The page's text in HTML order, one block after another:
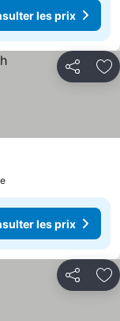
les prix
Partager
les prix
Partager